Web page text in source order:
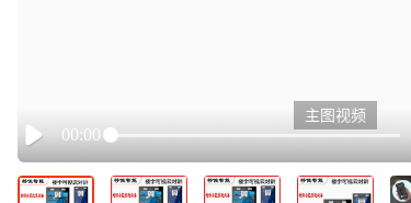
Play
00:00
主图视频